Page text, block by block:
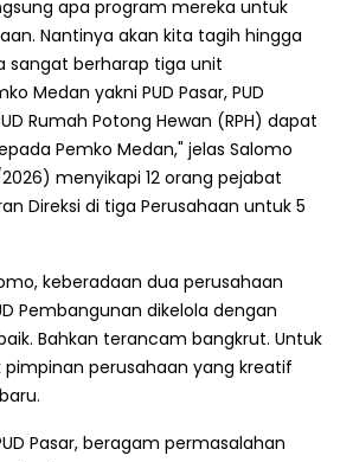
apa program mereka untuk
Nantinya akan kita tagih hingga
sangat berharap tiga unit
Medan yakni PUD Pasar, PUD
Rumah Potong Hewan (RPH) dapat
Pemko Medan," jelas Salomo
menyikapi 12 orang pejabat
Direksi di tiga Perusahaan untuk 5
keberadaan dua perusahaan
Pembangunan dikelola dengan
Bahkan terancam bangkrut. Untuk
pimpinan perusahaan yang kreatif
Pasar, beragam permasalahan